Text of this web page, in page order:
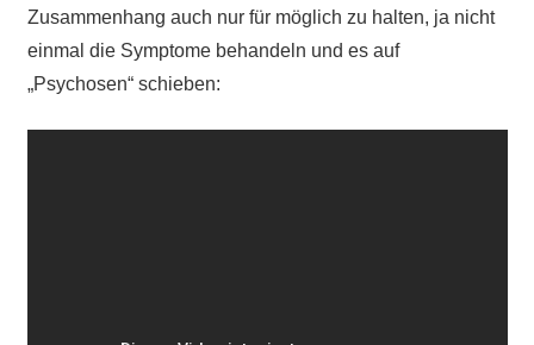
Zusammenhang auch nur für möglich zu halten, ja nicht
einmal die Symptome behandeln und es auf
„Psychosen“ schieben: